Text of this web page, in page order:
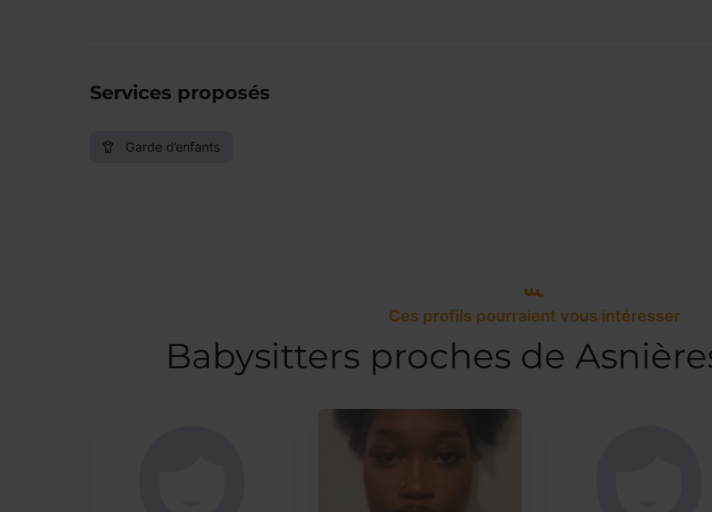
Services proposés
Garde d’enfants
Ces profils pourraient vous intéresser
Babysitters proches de